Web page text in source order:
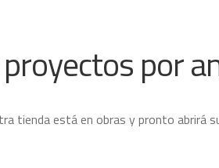
por
tienda está en obras y pronto abrirá